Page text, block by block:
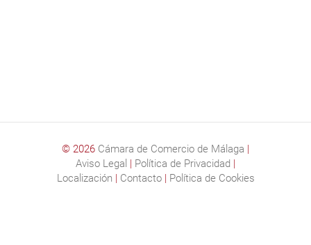
© 2026 Cámara de Comercio de Málaga |
Aviso Legal | Política de Privacidad |
Localización | Contacto| Política de Cookies